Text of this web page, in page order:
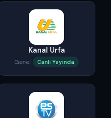
Kanal Urfa
Genel Canlı Yayında